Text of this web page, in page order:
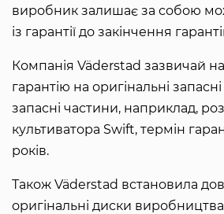
виробник залишає за собою
із гарантії до закінчення
Компанія Väderstad зазвичай
гарантію на оригінальні
запасні частини, наприклад,
культиватора Swift, термін
років.
Також Väderstad встановила
оригінальні диски виробництва